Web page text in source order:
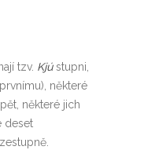
tzv. Kjústupni,
některé
některé jich
deset